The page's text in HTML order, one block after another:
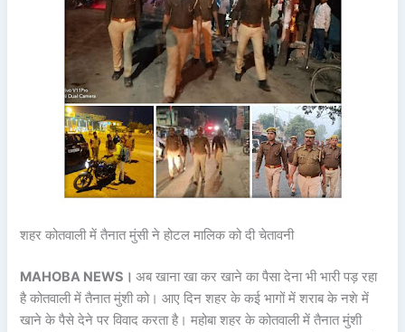
शहर कोतवाली में तैनात मुंसी ने होटल मालिक को दी चेतावनी
MAHOBA NEWS।अब खाना खा कर खाने का पैसा देना भी भारी पड़ रहा
है कोतवाली में तैनात मुंशी को। आए दिन शहर के कई भागों में शराब के नशे में
खाने के पैसे देने पर विवाद करता है। महोबा शहर के कोतवाली में तैनात मुंशी